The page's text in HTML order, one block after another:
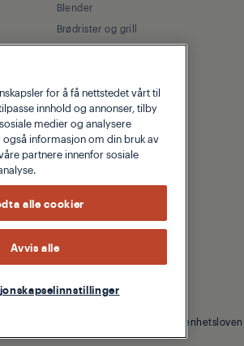
Blender
Brødrister og grill
Komfyrer og frityrkokere
Åpenhetsloven
for å få nettstedet vårt til
innhold og annonser, tilby
medier og analysere
også informasjon om din bruk av
partnere innenfor sosiale
alle cookier
Avvis alle